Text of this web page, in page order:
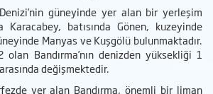
güneyinde yer alan bir yerleşim
Karacabey, batısında Gönen, kuzeyinde
Manyas ve Kuşgölü bulunmaktadır.
Bandırma’nın denizden yüksekliği 1
değişmektedir.
yer alan Bandırma, önemli bir liman